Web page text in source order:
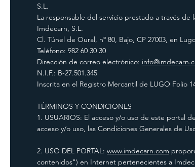
S.L.
La responsable del servicio prestado a través de
Imdecarn, S.L.
Cl. Túnel de Oural, nº 80, Bajo, CP 27003, en
Teléfono: 982 60 30 30
Dirección de correo electrónico:
N.I.F.: B-27.501.345
Inscrita en el Registro Mercantil de LUGO Folio
TÉRMINOS Y CONDICIONES
1. USUARIOS: El acceso y/o uso de este portal
acceso y/o uso, las Condiciones Generales de
2. USO DEL PORTAL: www.imdecarn.com
contenidos") en Internet pertenecientes a